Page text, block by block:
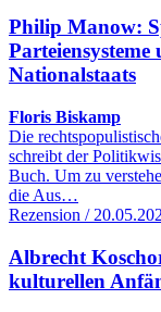
Philip Manow:
Nationalstaats
Floris Biskamp
Die
schreibt der
Buch. Um zu
die Aus…
Rezension /
Albrecht
kulturellen